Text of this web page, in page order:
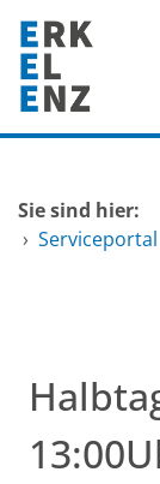
Zum
Sie sind hier:
› Serviceportal